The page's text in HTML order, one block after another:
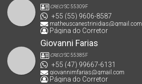
CRECISC 55309F
+55 (55) 9606-8587
matheuscanestrinidias@gmail.com
Página do Corretor
Giovanni Farias
CRECISC 55385F
+55 (47) 99667-6131
giovannimfarias@gmail.com
Página do Corretor